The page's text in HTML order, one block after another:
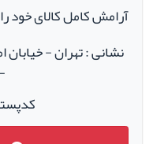
آرامش کامل کالای خود
نشانی : تهران -
-
کدپستی: